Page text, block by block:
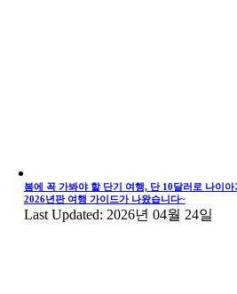
봄에 꼭 가봐야 할 단기 여행, 단 10달러로 나이
2026년판 여행 가이드가 나왔습니다~
Last Updated: 2026년 04월 24일